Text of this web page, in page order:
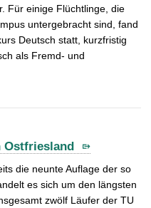
Für einige Flüchtlinge, die
untergebracht sind, fand
Deutsch statt, kurzfristig
als Fremd- und
Ostfriesland
die neunte Auflage der so
es sich um den längsten
zwölf Läufer der TU